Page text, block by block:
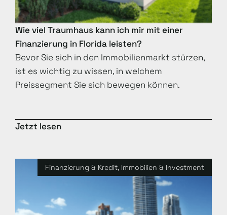
Wie viel Traumhaus kann ich mir mit einer
Finanzierung in Florida leisten?
Bevor Sie sich in den Immobilienmarkt stürzen,
ist es wichtig zu wissen, in welchem
Preissegment Sie sich bewegen können.
Jetzt lesen
Finanzierung & Kredit, Immobilien & Investment